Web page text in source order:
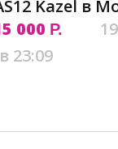
Kazel в
000 Р.
23:09